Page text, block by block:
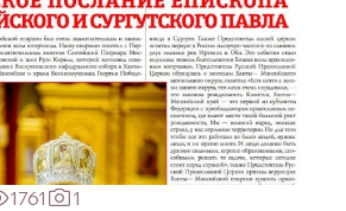
1761
1